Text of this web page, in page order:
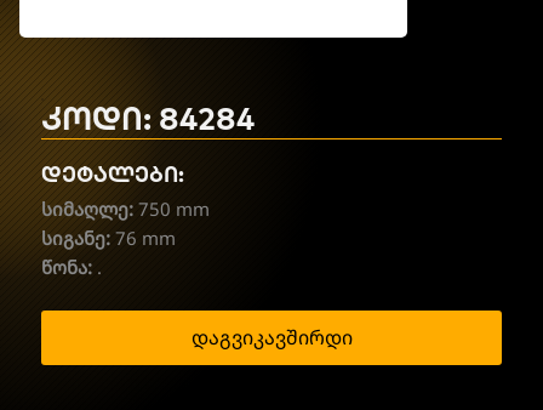
კოდი: 84284
დეტალები:
სიმაღლე: 750 mm
სიგანე: 76 mm
წონა: .
დაგვიკავშირდი